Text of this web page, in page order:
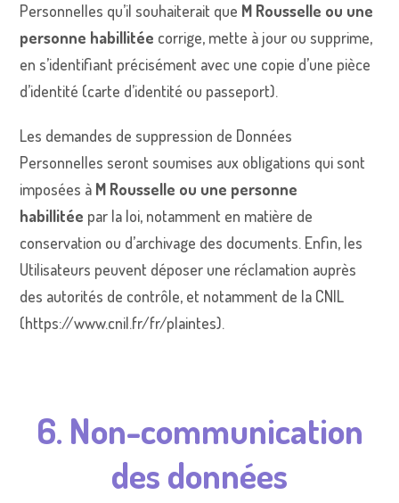
Personnelles qu’il souhaiterait que M Rousselle ou une
personne habillitée corrige, mette à jour ou supprime,
en s’identifiant précisément avec une copie d’une pièce
d’identité (carte d’identité ou passeport).
Les demandes de suppression de Données
Personnelles seront soumises aux obligations qui sont
imposées à M Rousselle ou une personne
habillitée par la loi, notamment en matière de
conservation ou d’archivage des documents. Enfin, les
Utilisateurs peuvent déposer une réclamation auprès
des autorités de contrôle, et notamment de la CNIL
(https://www.cnil.fr/fr/plaintes).
6. Non-communication
des données